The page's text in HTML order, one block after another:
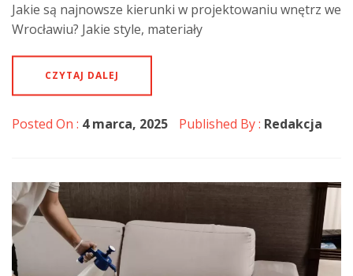
Jakie są najnowsze kierunki w projektowaniu wnętrz we
Wrocławiu? Jakie style, materiały
CZYTAJ DALEJ
Posted On : 4 marca, 2025 Published By : Redakcja